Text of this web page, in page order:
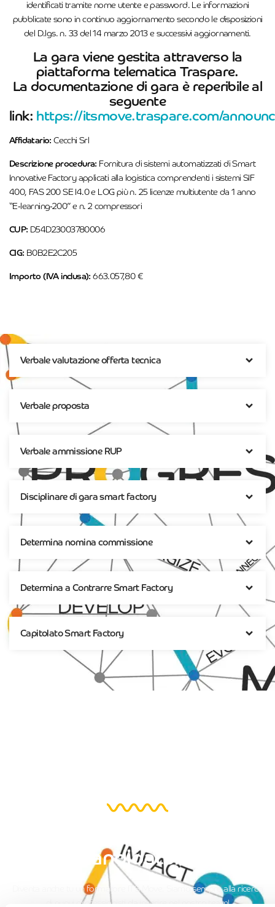
identificati tramite nome utente e password. Le informazioni
pubblicate sono in continuo aggiornamento secondo le disposizioni
del D.lgs. n. 33 del 14 marzo 2013 e successivi aggiornamenti.
La gara viene gestita attraverso la
piattaforma telematica Traspare.
La documentazione di gara è reperibile al
seguente
link: https://itsmove.traspare.com/
Affidatario:Cecchi Srl
Descrizione procedura: Fornitura di sistemi automatizzati di Smart
Innovative Factory applicati alla logistica comprendenti i sistemi SIF
400, FAS 200 SE I4.0 e LOG più n. 25 licenze multiutente da 1 anno
“E-learning-200” e n. 2 compressori
CUP: D54D23003780006
CIG: B0B2E2C205
Importo (IVA inclusa): 663.057,80 €
Verbale valutazione offerta tecnica
Verbale proposta
Verbale ammissione RUP
Disciplinare di gara smart factory
Determina nomina commissione
Determina a Contrarre Smart Factory
Capitolato Smart Factory
candidatura
Diventa anche tu un formatore ITS Move. Siamo sempre alla ricerca
di nuovi professionisti da inserire nel nostro team!